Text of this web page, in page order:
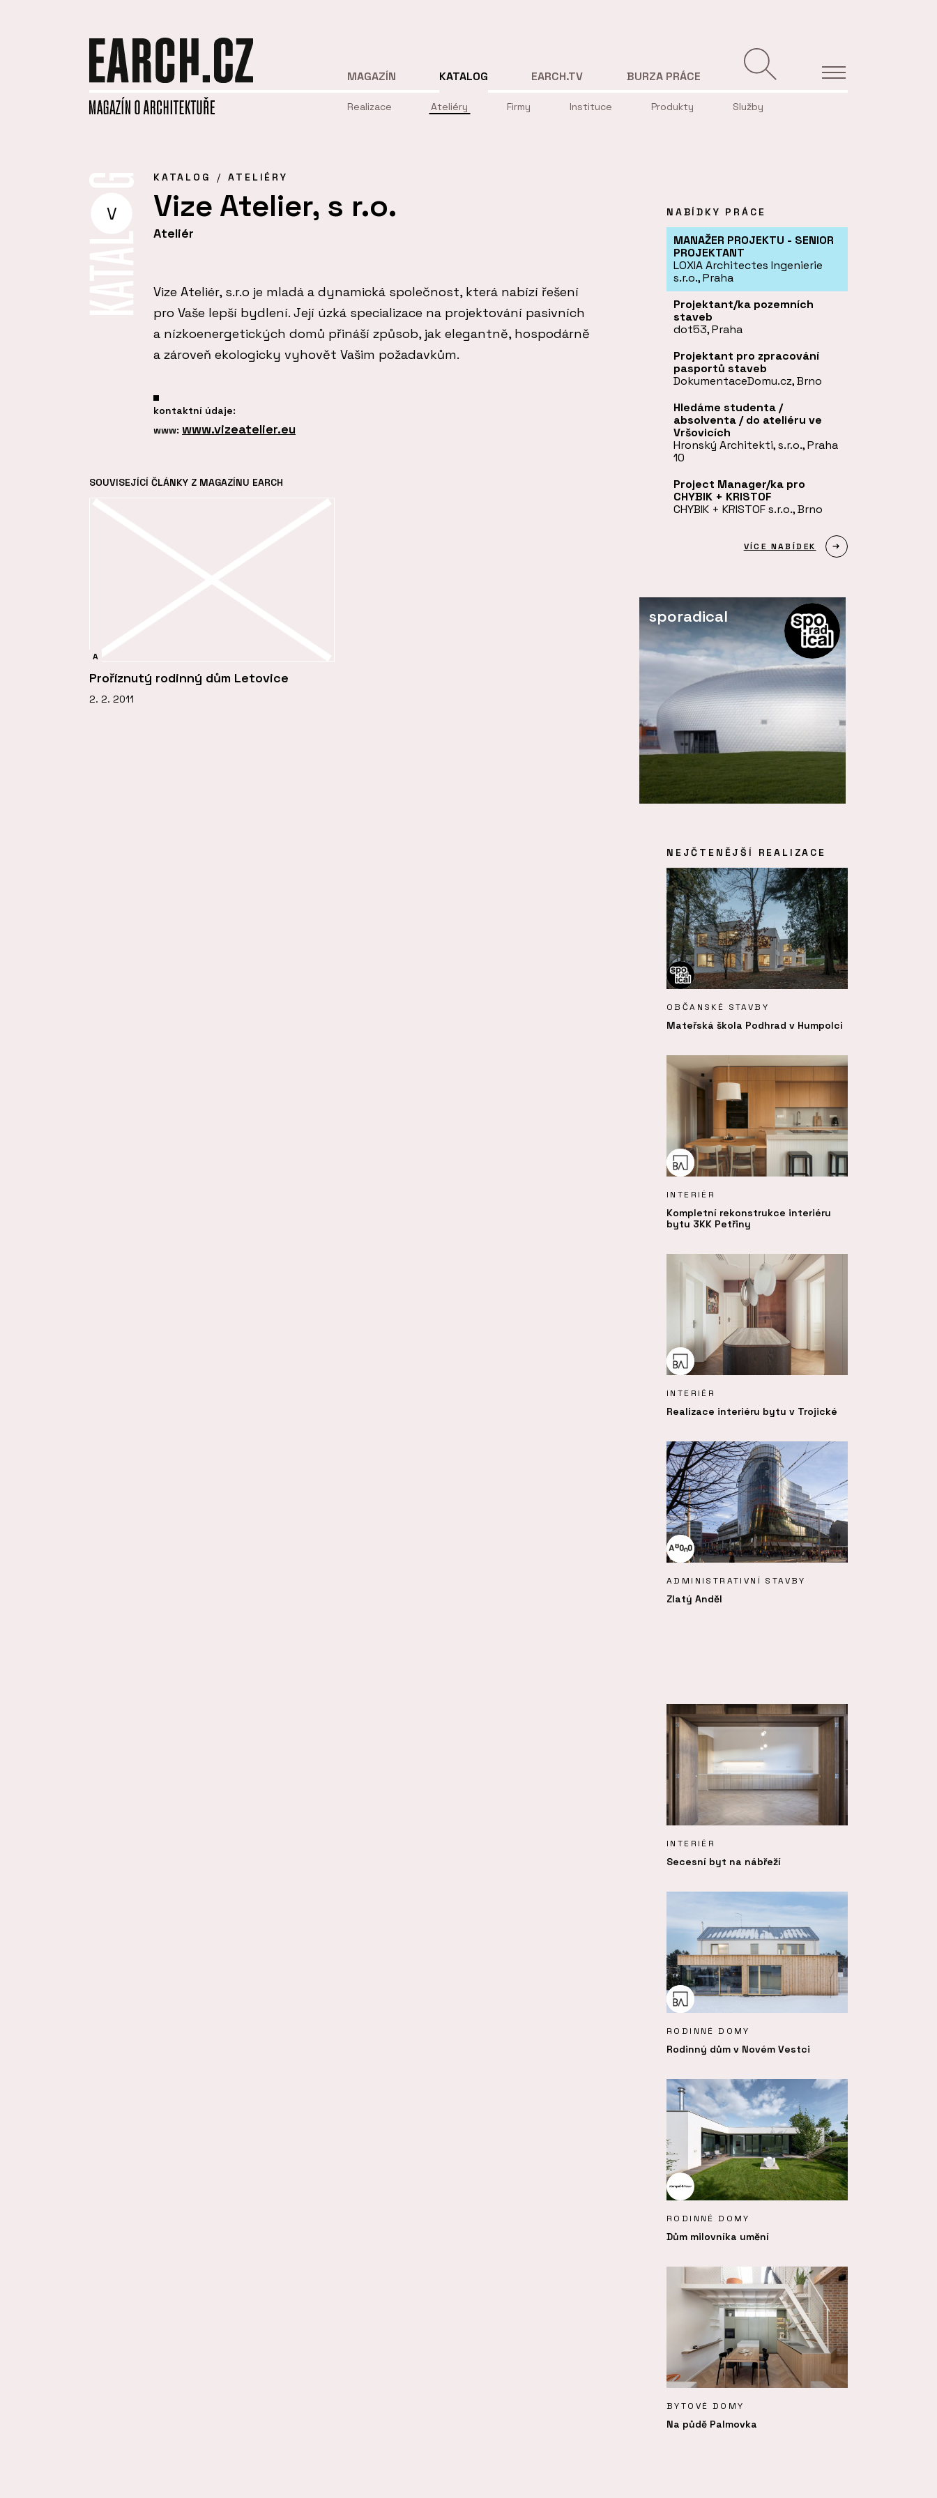
MAGAZÍN KATALOG
Realizace Ateliéry Firmy Instituce Produkty Služby
EARCH.TV BURZA PRÁCE
V
KATALOG ATELIÉRY
Vize Atelier, s r.o.
Ateliér
Vize Ateliér, s.r.o je mladá a dynamická společnost, která nabízí řešení
pro Vaše lepší bydlení. Její úzká specializace na projektování pasivních
a nízkoenergetických domů přináší způsob, jak elegantně, hospodárně
a zároveň ekologicky vyhovět Vašim požadavkům.
kontaktní údaje:
www: www.vizeatelier.eu
SOUVISEJÍCÍ ČLÁNKY Z MAGAZÍNU EARCH
A
Proříznutý rodinný dům Letovice
2. 2. 2011
NABÍDKY PRÁCE
MANAŽER PROJEKTU - SENIOR
PROJEKTANT
LOXIA Architectes Ingenierie
s.r.o., Praha
Projektant/ka pozemních
staveb
dot53, Praha
Projektant pro zpracování
pasportů staveb
DokumentaceDomu.cz, Brno
Hledáme studenta /
absolventa / do ateliéru ve
Vršovicích
Hronský Architekti, s.r.o., Praha
10
Project Manager/ka pro
CHYBIK + KRISTOF
CHYBIK + KRISTOF s.r.o., Brno
VÍCE NABÍDEK
sporadical
NEJČTENĚJŠÍ REALIZACE
OBČANSKÉ STAVBY
Mateřská škola Podhrad v Humpolci
INTERIÉR
Kompletní rekonstrukce interiéru
bytu 3KK Petřiny
INTERIÉR
Realizace interiéru bytu v Trojické
ADMINISTRATIVNÍ STAVBY
Zlatý Anděl
INTERIÉR
Secesní byt na nábřeží
RODINNÉ DOMY
Rodinný dům v Novém Vestci
RODINNÉ DOMY
Dům milovníka umění
BYTOVÉ DOMY
Na půdě Palmovka